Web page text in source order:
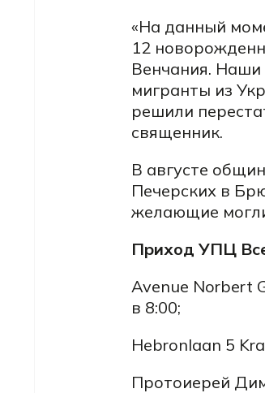
«На данный
12
Венчания. Наши
мигранты из
решили
священник.
В августе
Печерских в
желающие
Приход УПЦ
Avenue Norbert
в 8:00;
Hebronlaan 5
Протоиерей